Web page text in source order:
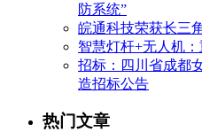
防系统”
皖通科技荣获长三
智慧灯杆+无人机
招标：四川省成都
造招标公告
热门文章